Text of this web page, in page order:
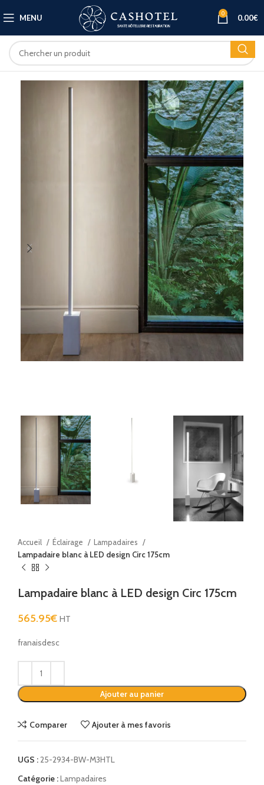
MENU 0 0.00€
Accueil Éclairage
Lampadaires
Lampadaire blanc à LED design Circ 175cm
Lampadaire blanc à LED design Circ 175cm
565.95€ HT
franaisdesc
Ajouter au panier
Comparer Ajouter à mes favoris
UGS :25-2934-BW-M3HTL
Catégorie :Lampadaires